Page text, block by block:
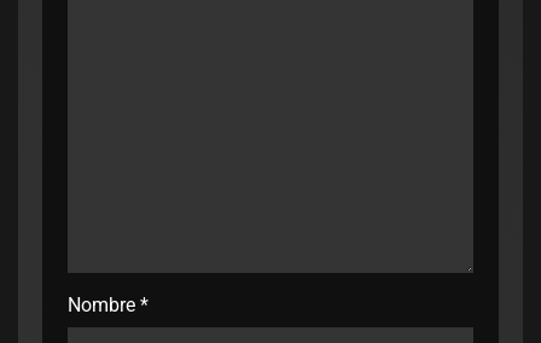
Nombre *